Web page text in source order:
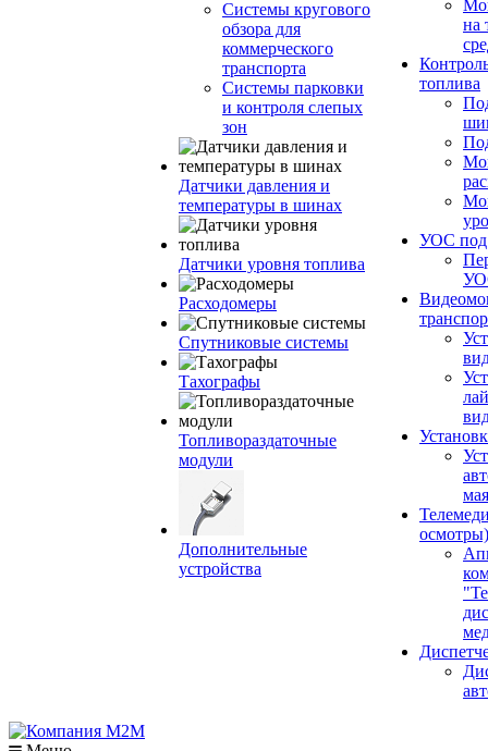
Системы кругового
обзора для
коммерческого
транспорта
Системы парковки
и контроля слепых
зон
Датчики давления и
температуры в шинах
Датчики уровня топлива
Расходомеры
Спутниковые системы
Тахографы
Топливораздаточные
модули
Дополнительные
устройства
на
топлива
УОС
осмотры)